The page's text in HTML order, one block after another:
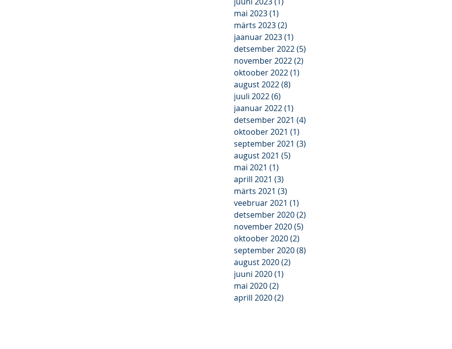
mai 2023(1)
märts 2023(2)
jaanuar 2023(1)
detsember 2022(5)
november 2022(2)
oktoober 2022(1)
august 2022(8)
juuli 2022(6)
jaanuar 2022(1)
detsember 2021 (4)
oktoober 2021 (1)
september 2021 (3)
august 2021 (5)
mai 2021 (1)
aprill 2021 (3)
märts 2021 (3)
veebruar 2021 (1)
detsember 2020(2)
november 2020(5)
oktoober 2020(2)
september 2020(8)
august 2020(2)
juuni 2020(1)
mai 2020(2)
aprill 2020(2)